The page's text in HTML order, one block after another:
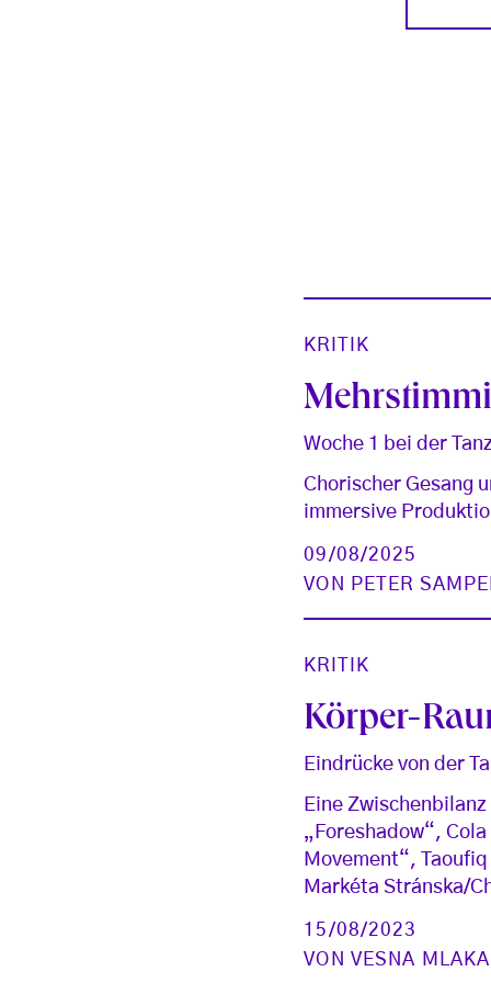
KRITIK
Woche 1 bei der
Chorischer Gesang
immersive
09/08/2025
VON
PETER
KRITIK
Körper-
Eindrücke von der
Eine
„Foreshadow“, Cola
Movement“,
Markéta Stránska/
15/08/2023
VON VESNA